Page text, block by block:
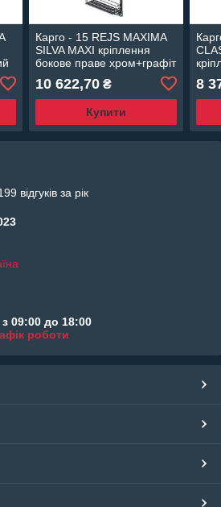
Карго - 15 REJS MAXIMA
SILVA MAXI кріплення
бокове праве хром+графіт
10 622,70₴
Купити
8
відгуків за рік
09:00 до 18:00
роботи